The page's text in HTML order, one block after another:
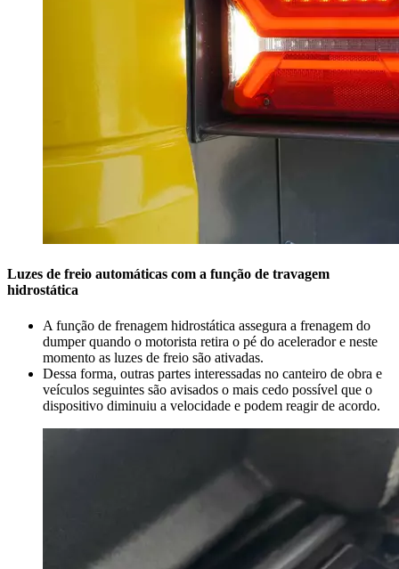
Luzes de freio automáticas com a função de travagem
hidrostática
A função de frenagem hidrostática assegura a frenagem do
dumper quando o motorista retira o pé do acelerador e neste
momento as luzes de freio são ativadas.
Dessa forma, outras partes interessadas no canteiro de obra e
veículos seguintes são avisados o mais cedo possível que o
dispositivo diminuiu a velocidade e podem reagir de acordo.